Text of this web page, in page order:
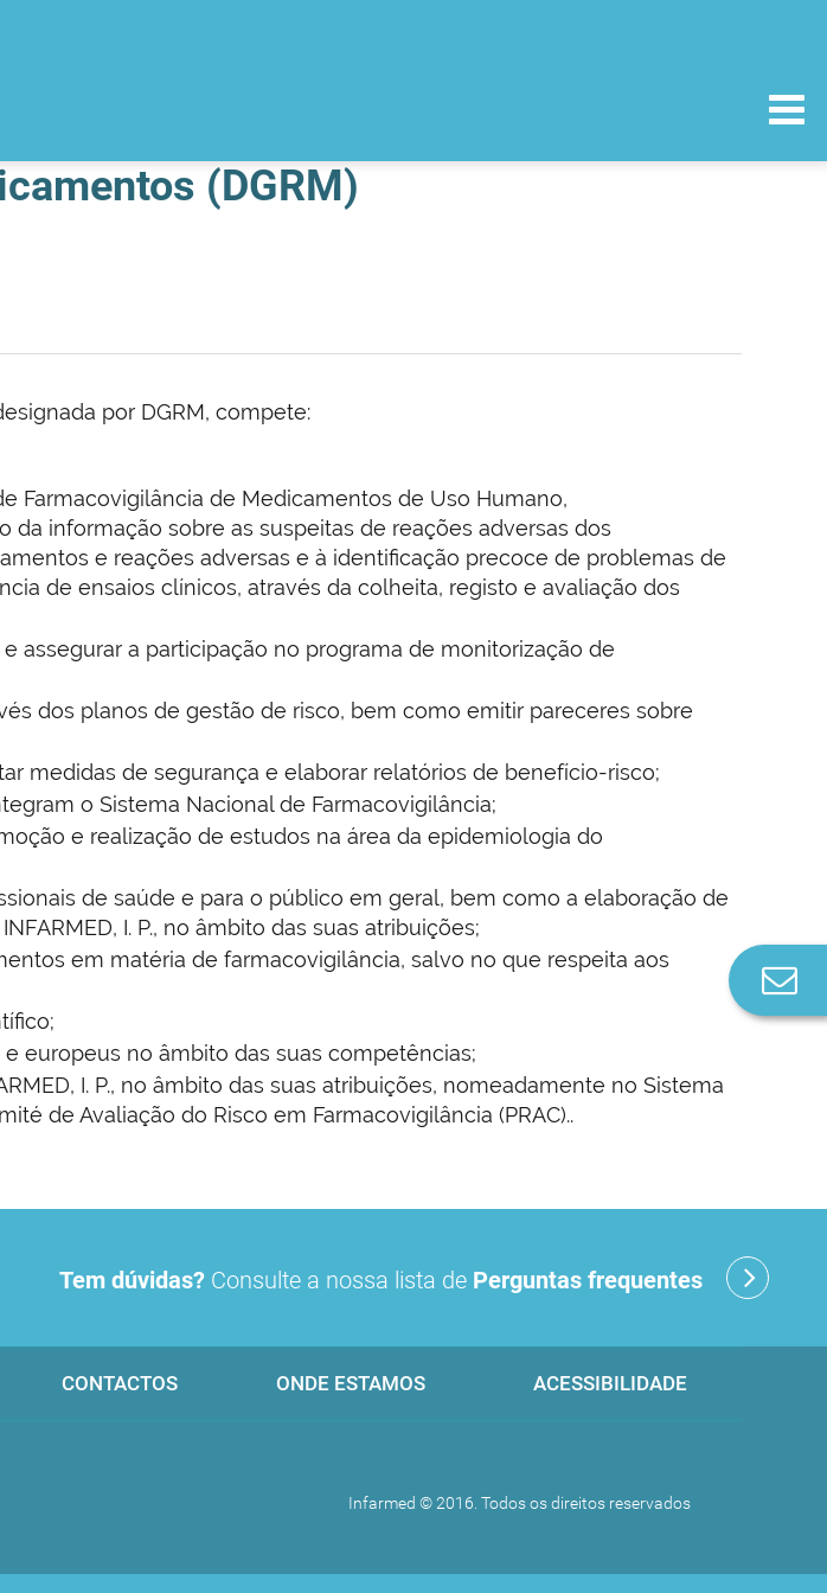
(DGRM)
por DGRM, compete:
Farmacovigilância de Medicamentos de Uso Humano,
informação sobre as suspeitas de reações adversas dos
e reações adversas e à identificação precoce de problemas de
de ensaios clínicos, através da colheita, registo e avaliação dos
assegurar a participação no programa de monitorização de
dos planos de gestão de risco, bem como emitir pareceres sobre
medidas de segurança e elaborar relatórios de benefício-risco;
o Sistema Nacional de Farmacovigilância;
e realização de estudos na área da epidemiologia do
de saúde e para o público em geral, bem como a elaboração de
I. P., no âmbito das suas atribuições;
em matéria de farmacovigilância, salvo no que respeita aos
europeus no âmbito das suas competências;
I. P., no âmbito das suas atribuições, nomeadamente no Sistema
de Avaliação do Risco em Farmacovigilância (PRAC)..
Tem dúvidas? Consulte a nossa lista de Perguntas frequentes
CONTACTOS ONDE ESTAMOS ACESSIBILIDADE
Infarmed © 2016. Todos os direitos reservados